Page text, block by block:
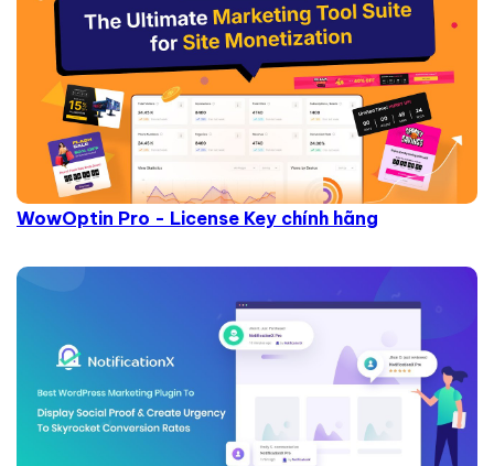
WowOptin Pro - License Key chính hãng